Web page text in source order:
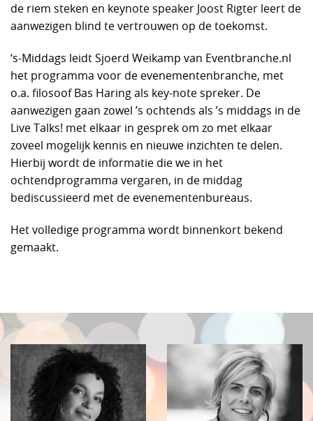
de riem steken en keynote speaker Joost Rigter leert de
aanwezigen blind te vertrouwen op de toekomst.
‘s-Middags leidt Sjoerd Weikamp van Eventbranche.nl
het programma voor de evenementenbranche, met
o.a. filosoof Bas Haring als key-note spreker. De
aanwezigen gaan zowel ’s ochtends als ’s middags in de
Live Talks! met elkaar in gesprek om zo met elkaar
zoveel mogelijk kennis en nieuwe inzichten te delen.
Hierbij wordt de informatie die we in het
ochtendprogramma vergaren, in de middag
bediscussieerd met de evenementenbureaus.
Het volledige programma wordt binnenkort bekend
gemaakt.